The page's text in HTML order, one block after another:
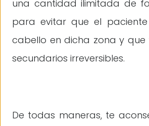
una cantidad ilimitada de
para evitar que el
cabello en dicha zona y
secundarios irreversibles.
De todas maneras, te